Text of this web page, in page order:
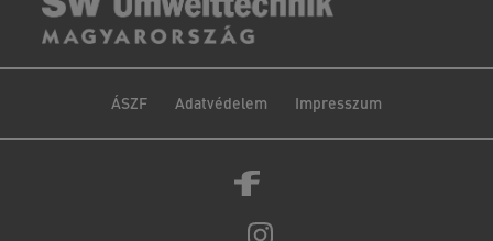
ÁSZF Adatvédelem Impresszum